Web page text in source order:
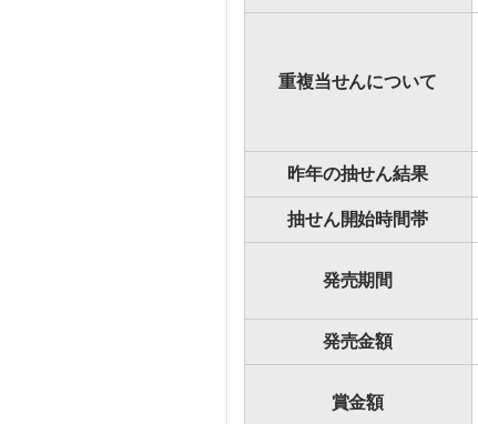
重複当せんについて
昨年の抽せん結果
抽せん開始時間帯
発売期間
発売金額
賞金額